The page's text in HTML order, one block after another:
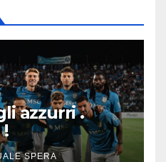
azzurri .
SPERA